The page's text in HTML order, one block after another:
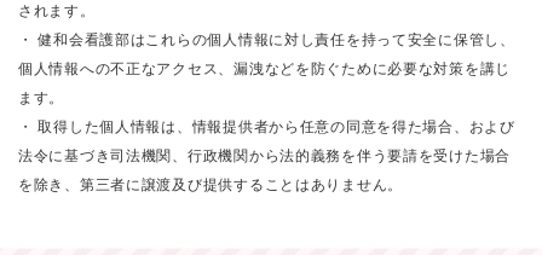
されます。
・ 健和会看護部はこれらの個人情報に対し責任を持って安全に保管し、
個人情報への不正なアクセス、漏洩などを防ぐために必要な対策を講じ
ます。
・ 取得した個人情報は、情報提供者から任意の同意を得た場合、および
法令に基づき司法機関、行政機関から法的義務を伴う要請を受けた場合
を除き、第三者に譲渡及び提供することはありません。